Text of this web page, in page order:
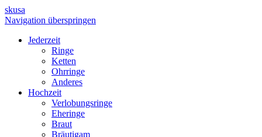
skusa
Navigation überspringen
Jederzeit
Ringe
Ketten
Ohrringe
Anderes
Hochzeit
Verlobungsringe
Eheringe
Braut
Bräutigam